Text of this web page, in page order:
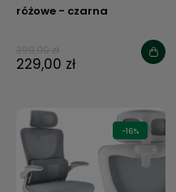
różowe - czarna
229,00 zł
-16%